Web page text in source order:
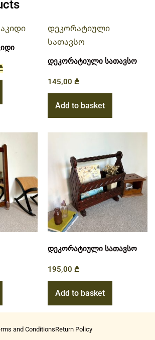
დეკორატიული სათავსო
145,00 ₾
Add to basket
დეკორატიული სათავსო
195,00 ₾
Add to basket
and ConditionsReturn Policy